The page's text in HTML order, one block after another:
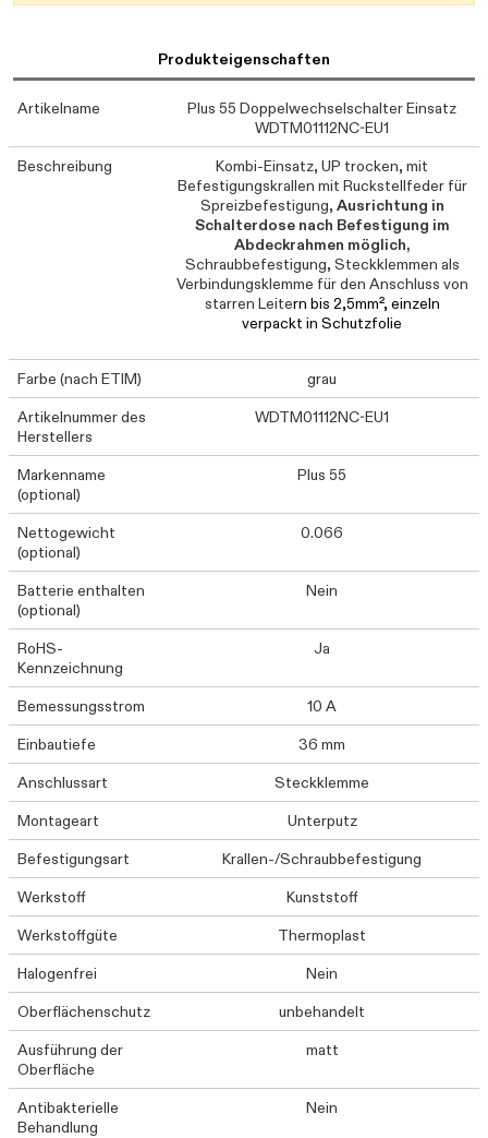
Produkteigenschaften
Artikelname
Plus 55 Doppelwechselschalter Einsatz
WDTM01112NC-EU1
Beschreibung
Kombi-Einsatz, UP trocken, mit
Befestigungskrallen mit Ruckstellfeder für
Spreizbefestigung, Ausrichtung in
Schalterdose nach Befestigung im
Abdeckrahmen möglich,
Schraubbefestigung, Steckklemmen als
Verbindungsklemme für den Anschluss von
starren Leitern bis 2,5mm², einzeln
verpackt in Schutzfolie
Farbe (nach ETIM)
grau
Artikelnummer des
Herstellers
WDTM01112NC-EU1
Markenname
(optional)
Plus 55
Nettogewicht
(optional)
0.066
Batterie enthalten
(optional)
Nein
RoHS-
Kennzeichnung
Ja
Bemessungsstrom
10 A
Einbautiefe
36 mm
Anschlussart
Steckklemme
Montageart
Unterputz
Befestigungsart
Krallen-/Schraubbefestigung
Werkstoff
Kunststoff
Werkstoffgüte
Thermoplast
Halogenfrei
Nein
Oberflächenschutz
unbehandelt
Ausführung der
Oberfläche
matt
Antibakterielle
Behandlung
Nein